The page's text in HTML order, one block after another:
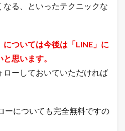
なる、といったテクニックな
ついては今後は「LINE」に
思います。
ローしておいていただければ
ーについても完全無料ですの